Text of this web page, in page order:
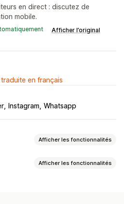
en direct : discutez de
mobile.
Afficher l’original
en français
Instagram Whatsapp
Afficher les fonctionnalités
Afficher les fonctionnalités